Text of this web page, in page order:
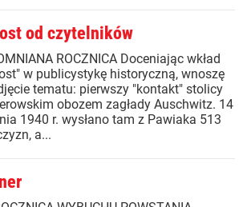
od czytelników
ROCZNICA Doceniając wkład
w publicystykę historyczną, wnoszę
tematu: pierwszy "kontakt" stolicy
obozem zagłady Auschwitz. 14
1940 r. wysłano tam z Pawiaka 513
a...